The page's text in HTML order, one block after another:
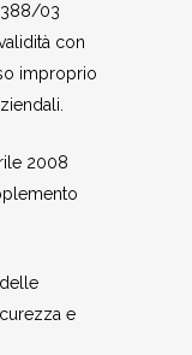
388/03
con
improprio
2008
e